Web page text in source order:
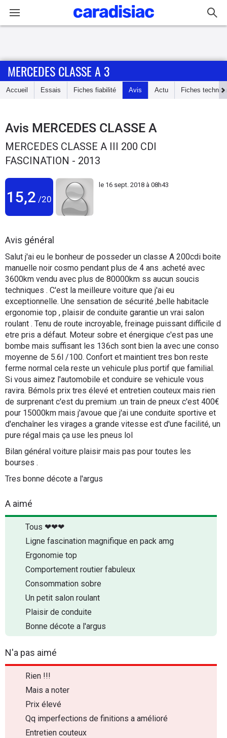
Accueil
Essais
Guide
d'achat
Utilitaires
Flottes
Services
Forum
Moto
Marques
MERCEDES CLASSE A 3
Accueil Essais Fiches fiabilité Avis Actu Fiches
Avis MERCEDES CLASSE A
MERCEDES CLASSE A III 200 CDI
FASCINATION - 2013
15,2 /20
le 16 sept. 2018 à 08h43
Avis général
Salut j'ai eu le bonheur de posseder un classe A 200cdi boite
manuelle noir cosmo pendant plus de 4 ans .acheté avec
3600km vendu avec plus de 80000km ss aucun soucis
techniques . C'est la meilleure voiture que j'ai eu
exceptionnelle. Une sensation de sécurité ,belle habitacle
ergonomie top , plaisir de conduite garantie un vrai salon
roulant . Tenu de route incroyable, freinage puissant difficile d
etre pris a défaut. Moteur sobre et énergique c'est pas une
bombe mais suffisant les 136ch sont bien la avec une conso
moyenne de 5.6l /100. Confort et maintient tres bon reste
ferme normal cela reste un vehicule plus portif que familial.
Si vous aimez l'automobile et conduire se vehicule vous
ravira. Bémols prix tres élevé et entretien couteux mais rien
de surprenant c'est du premium .un train de pneux c'est 400€
pour 15000km mais j'avoue que j'ai une conduite sportive et
d'enchaîner les virages a grande vitesse est d'une facilité, un
pure régal mais ça use les pneus lol
Bilan général voiture plaisir mais pas pour toutes les
bourses .
Tres bonne décote a l'argus
A aimé
Tous ❤❤❤
Ligne fascination magnifique en pack amg
Ergonomie top
Comportement routier fabuleux
Consommation sobre
Un petit salon roulant
Plaisir de conduite
Bonne décote a l'argus
N'a pas aimé
Rien !!!
Mais a noter
Prix élevé
Qq imperfections de finitions a amélioré
Entretien couteux